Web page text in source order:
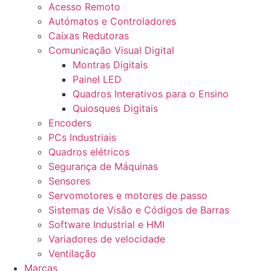
Acesso Remoto
Autómatos e Controladores
Caixas Redutoras
Comunicação Visual Digital
Montras Digitais
Painel LED
Quadros Interativos para o Ensino
Quiosques Digitais
Encoders
PCs Industriais
Quadros elétricos
Segurança de Máquinas
Sensores
Servomotores e motores de passo
Sistemas de Visão e Códigos de Barras
Software Industrial e HMI
Variadores de velocidade
Ventilação
Marcas